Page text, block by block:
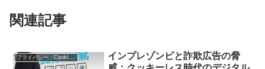
関連記事
プライバシー・Cookie規制
インプレゾンビと詐欺広告の脅